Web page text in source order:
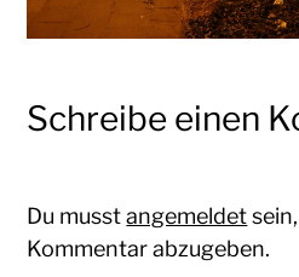
Schreibe einen
Du musstangemeldet
Kommentar abzugeben.